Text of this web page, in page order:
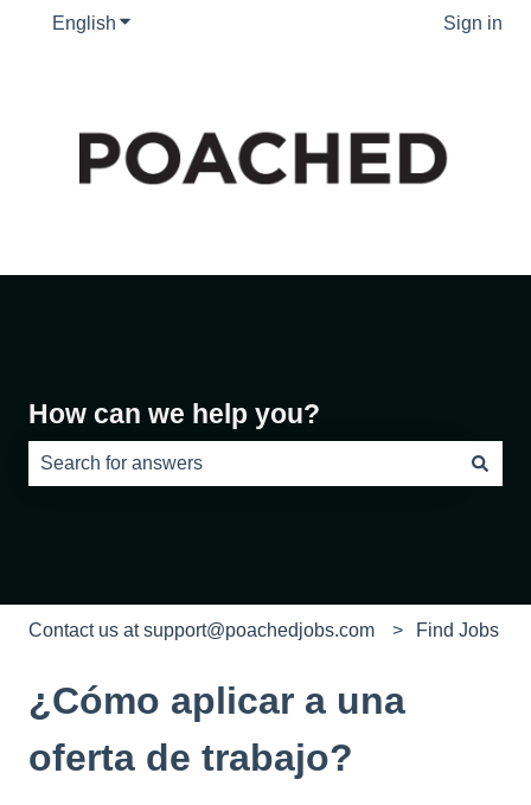
English Show submenu for translations Sign in
How can we help you?
Contact us at support@poachedjobs.com Find Jobs
¿Cómo aplicar a una
oferta de trabajo?